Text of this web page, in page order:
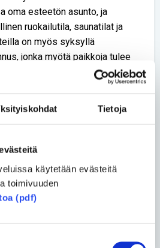
Tietoja
käytetään evästeitä
toimivuuden
(pdf)
oma esteetön asunto, ja
ruokailutila, saunatilat ja
on myös syksyllä
jonka myötä paikkoja tulee
verkkosivuilta
Jaa Twitterissä